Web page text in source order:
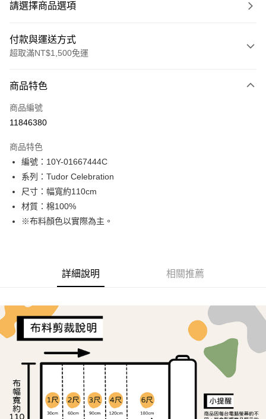
請選擇商品選項
付款與運送方式
超取滿NT$1,500免運
信用卡一次付款
超商取貨付款
Apple Pay
街口支付
Google Pay
AFTEE先享後付
１．簡單：不需註冊會員、不需綁卡、不需儲值。
３．安心：先確認商品／服務後，再付款。
【「AFTEE先享後付」結帳流程】
１．於結帳方式選擇「AFTEE先享後付」後，將跳轉至「AFTEE先享後付」
結帳頁面，進行簡訊認證並確認金額後，即可完成結帳。
２．訂單成立數日內，您將收到繳費通知簡訊。
３．收到繳費通知簡訊後14天內，點擊此簡訊中的連結，可透過四大超商／
ATM／網路銀行／等多元方式進行付款，方視為交易完成。
※ 請注意：結帳手續完成當下不需立刻繳費，但若您需要取消訂單，請聯絡
購買商品的店家。未經商家同意取消之訂單仍視為有效，需透過AFTEE先享
後付繳納相關費用。
全家取貨付款
每筆NT$65，滿NT$1,500(含以上)免運費
每筆NT$65，滿NT$1,500(含以上)免運費
宅配
每筆NT$150，滿NT$1,500(含以上)免運費
商品特色
商品編號
11846380
商品特色
編號：10Y-01667444C
系列：Tudor Celebration
尺寸：幅寬約110cm
材質：棉100%
※布料顏色以實際為主。
詳細說明 相關推薦